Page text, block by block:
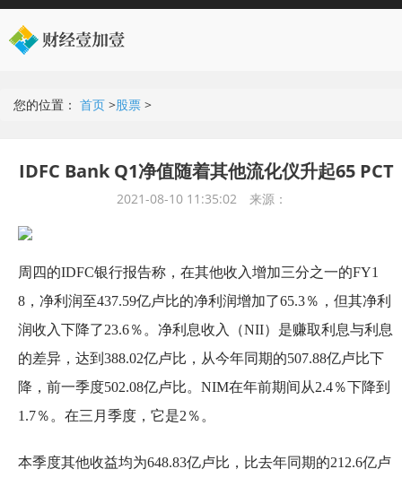
您的位置： 首页 >股票 >
IDFC Bank Q1净值随着其他流化仪升起65 PCT
2021-08-10 11:35:02 来源：
周四的IDFC银行报告称，在其他收入增加三分之一的FY1
8，净利润至437.59亿卢比的净利润增加了65.3％，但其净利
润收入下降了23.6％。净利息收入（NII）是赚取利息与利息
的差异，达到388.02亿卢比，从今年同期的507.88亿卢比下
降，前一季度502.08亿卢比。NIM在年前期间从2.4％下降到
1.7％。在三月季度，它是2％。
本季度其他收益均为648.83亿卢比，比去年同期的212.6亿卢